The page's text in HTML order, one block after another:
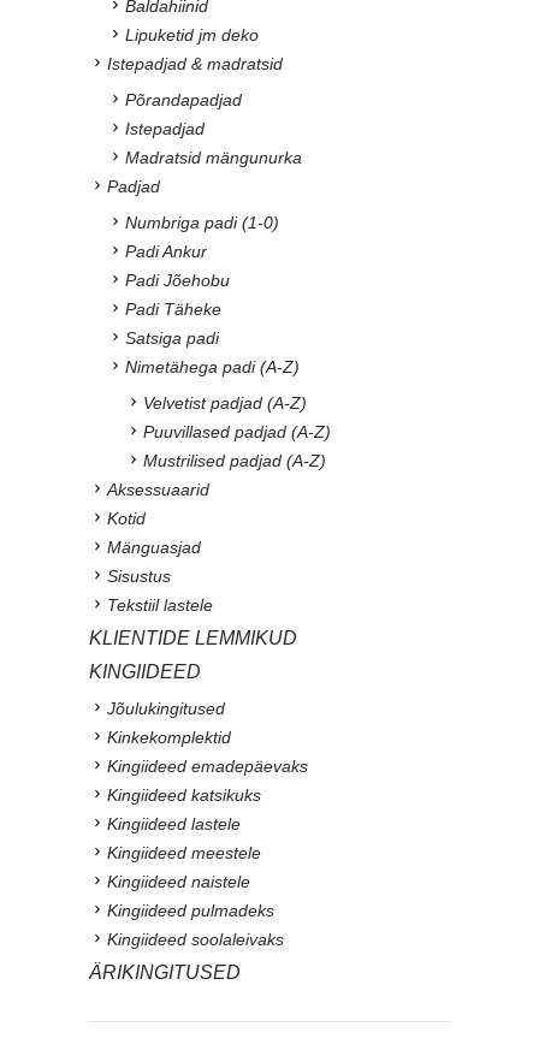
Baldahiinid
Lipuketid jm deko
Istepadjad & madratsid
Põrandapadjad
Istepadjad
Madratsid mängunurka
Padjad
Numbriga padi (1-0)
Padi Ankur
Padi Jõehobu
Padi Täheke
Satsiga padi
Nimetähega padi (A-Z)
Velvetist padjad (A-Z)
Puuvillased padjad (A-Z)
Mustrilised padjad (A-Z)
Aksessuaarid
Kotid
Mänguasjad
Sisustus
Tekstiil lastele
KLIENTIDE LEMMIKUD
KINGIIDEED
Jõulukingitused
Kinkekomplektid
Kingiideed emadepäevaks
Kingiideed katsikuks
Kingiideed lastele
Kingiideed meestele
Kingiideed naistele
Kingiideed pulmadeks
Kingiideed soolaleivaks
ÄRIKINGITUSED